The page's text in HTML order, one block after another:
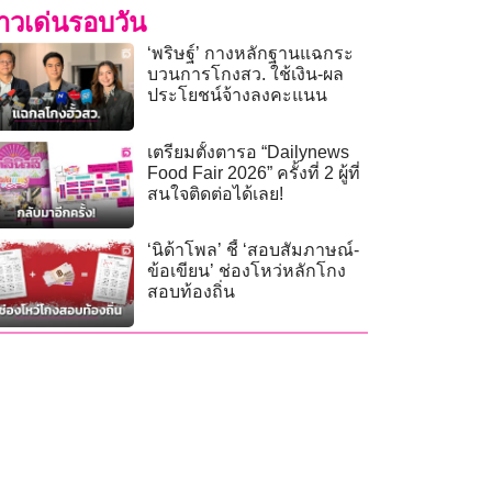
วเด่นรอบวัน
‘พริษฐ์’ กางหลักฐานแฉกระ
บวนการโกงสว. ใช้เงิน-ผล
ประโยชน์จ้างลงคะแนน
เตรียมตั้งตารอ “Dailynews
Food Fair 2026” ครั้งที่ 2 ผู้ที่
สนใจติดต่อได้เลย!
‘นิด้าโพล’ ชี้ ‘สอบสัมภาษณ์-
ข้อเขียน’ ช่องโหว่หลักโกง
สอบท้องถิ่น